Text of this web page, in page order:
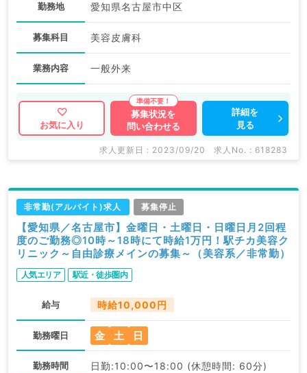
勤務地 愛知県名古屋市中区
募集科目 美容皮膚科
業務内容 一般外来
お気に入り
募集状況を
問い合わせる
詳細を
見る
求人更新日 : 2023/09/20 求人No. : 618283
非常勤(アルバイト)求人 募集停止
【愛知県／名古屋市】金曜日・土曜日・日曜日月2回程
度のご勤務◎10時～18時にて時給1万円！駅チカ美容ク
リニック～自由診療メインの募集～（美容系／非常勤）
人気エリア 駅近・徒歩圏内
給与 時給10,000円
勤務曜日 金 土 日
勤務時間 日勤:10:00〜18:00 (休憩時間: 60分)